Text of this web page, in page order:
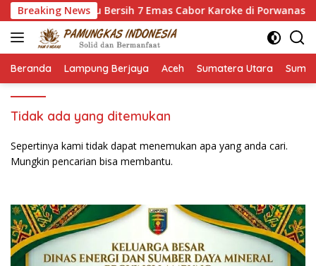
Langsung
ke
konten
Breaking News
Bidik Sapu Bersih 7 Emas Cabor Karoke di Porwanas 2027
Beranda Lampung Berjaya Aceh Sumatera Utara
Tidak ada yang ditemukan
Sepertinya kami tidak dapat menemukan apa yang anda cari.
Mungkin pencarian bisa membantu.